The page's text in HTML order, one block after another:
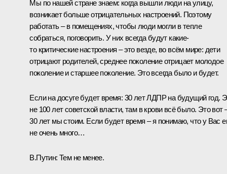
Мы по нашей стране знаем: когда вышли люди на улицу,
возникает больше отрицательных настроений. Поэтому
работать – в помещениях, чтобы люди могли в тепле
собраться, поговорить. У них всегда будут какие-
то критические настроения – это везде, во всём мире: дети
отрицают родителей, среднее поколение отрицает молодое
поколение и старшее поколение. Это всегда было и будет.
Если на досуге будет время: 30 лет ЛДПР на будущий год.
не 100 лет советской власти, там в крови всё было. Это вот
30 лет мы стоим. Если будет время – я понимаю, что у Вас
не очень много…
В.Путин: Тем не менее.